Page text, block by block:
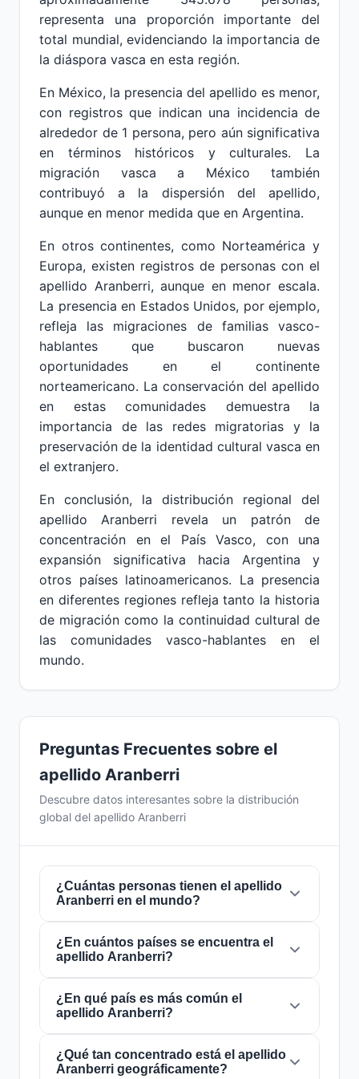
representa una proporción importante del
total mundial, evidenciando la importancia de
la diáspora vasca en esta región.
En México, la presencia del apellido es menor,
con registros que indican una incidencia de
alrededor de 1 persona, pero aún significativa
en términos históricos y culturales. La
migración vasca a México también
contribuyó a la dispersión del apellido,
aunque en menor medida que en Argentina.
En otros continentes, como Norteamérica y
Europa, existen registros de personas con el
apellido Aranberri, aunque en menor escala.
La presencia en Estados Unidos, por ejemplo,
refleja las migraciones de familias vasco-
hablantes que buscaron nuevas
oportunidades en el continente
norteamericano. La conservación del apellido
en estas comunidades demuestra la
importancia de las redes migratorias y la
preservación de la identidad cultural vasca en
el extranjero.
En conclusión, la distribución regional del
apellido Aranberri revela un patrón de
concentración en el País Vasco, con una
expansión significativa hacia Argentina y
otros países latinoamericanos. La presencia
en diferentes regiones refleja tanto la historia
de migración como la continuidad cultural de
las comunidades vasco-hablantes en el
mundo.
Preguntas Frecuentes sobre el
apellido Aranberri
Descubre datos interesantes sobre la distribución
global del apellido Aranberri
¿Cuántas personas tienen el apellido
Aranberri en el mundo?
Actualmente hay aproximadamente113
personascon el apellido
mundo. Esto significa que aproximadamente 1
de cada70,796,460 personasen el mundo
lleva este apellido. Se encuentra presente en
países, lo que refleja su distribución global.
¿En cuántos países se encuentra el
apellido Aranberri?
El apellidoAranberriestá presente en
paísesde todo el mundo. Esto lo clasifica
como un apellido de alcancelocal. Su
presencia en múltiples países indica patrones
históricos de migración y dispersión familiar a
¿En qué país es más común el
apellido Aranberri?
El apellido Aranberries más común en
España, donde lo portan aproximadamente
¿Qué tan concentrado está el apellido
Aranberri geográficamente?